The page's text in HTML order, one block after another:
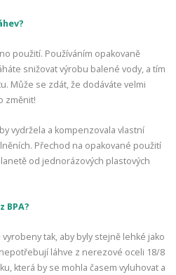
použití. Používáním opakovaně
snižovat výrobu balené vody, a tím
Může se zdát, že dodáváte velmi
změnit!
vydržela a kompenzovala vlastní
Přechod na opakované použití
od jednorázových plastových
BPA?
tak, aby byly stejně lehké jako
láhve z nerezové oceli 18/8
která by se mohla časem vyluhovat a